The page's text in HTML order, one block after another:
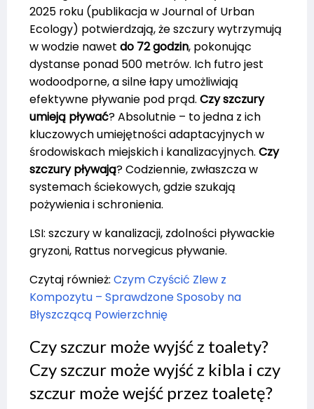
2025 roku (publikacja w Journal of Urban
Ecology) potwierdzają, że szczury wytrzymują
w wodzie nawet do 72 godzin, pokonując
dystanse ponad 500 metrów. Ich futro jest
wodoodporne, a silne łapy umożliwiają
efektywne pływanie pod prąd. Czy szczury
umieją pływać? Absolutnie – to jedna z ich
kluczowych umiejętności adaptacyjnych w
środowiskach miejskich i kanalizacyjnych. Czy
szczury pływają? Codziennie, zwłaszcza w
systemach ściekowych, gdzie szukają
pożywienia i schronienia.
LSI: szczury w kanalizacji, zdolności pływackie
gryzoni, Rattus norvegicus pływanie.
Czytaj również: Czym Czyścić Zlew z
Kompozytu – Sprawdzone Sposoby na
Błyszczącą Powierzchnię
Czy szczur może wyjść z toalety?
Czy szczur może wyjść z kibla i czy
szczur może wejść przez toaletę?